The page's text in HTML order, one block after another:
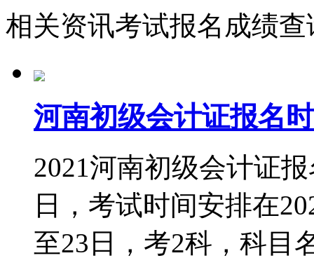
相关资讯考试报名 成绩查
河南初级会计证报名
2021河南初级会计证
日，考试时间安排在
至23日，考2科，科目